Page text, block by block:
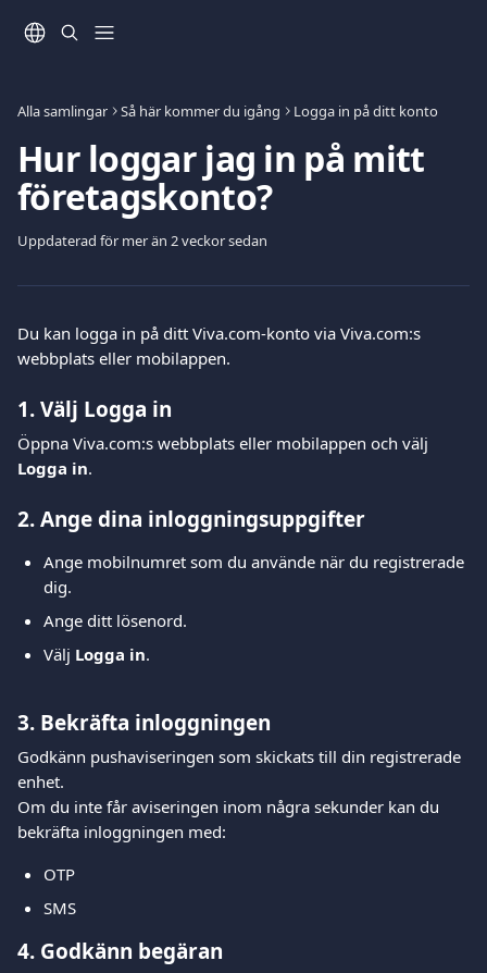
Alla samlingar Så här kommer du igång Logga in på ditt konto
Hur loggar jag in på mitt
företagskonto?
Uppdaterad för mer än 2 veckor sedan
Du kan logga in på ditt Viva.com-konto via Viva.com:s
webbplats eller mobilappen.
1. Välj Logga in
Öppna Viva.com:s webbplats eller mobilappen och välj
Logga in.
2. Ange dina inloggningsuppgifter
Ange mobilnumret som du använde när du registrerade
dig.
Ange ditt lösenord.
Välj Logga in.
3. Bekräfta inloggningen
Godkänn pushaviseringen som skickats till din registrerade
enhet.
Om du inte får aviseringen inom några sekunder kan du
bekräfta inloggningen med:
OTP
SMS
4. Godkänn begäran